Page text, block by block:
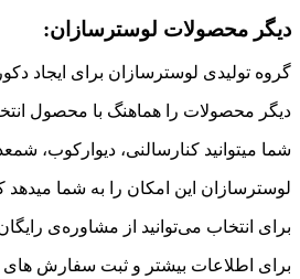
دیگر محصولات لوسترسازان:
گروه تولیدی لوسترسازان برای ایجاد
دیگر محصولات را هماهنگ با محصول
شما میتوانید کنارسالنی، دیوارکوب،
لوسترسازان این امکان را به شما میدهد
برای انتخاب می‌توانید از مشاوره‌ی
برای اطلاعات بیشتر و ثبت سفارش های خود میتوانید با